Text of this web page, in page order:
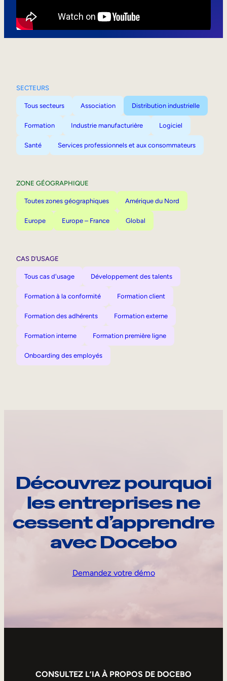
SECTEURS
Tous secteurs Association Distribution industrielle
Formation Industrie manufacturière Logiciel
Santé Services professionnels et aux consommateurs
ZONE GÉOGRAPHIQUE
Toutes zones géographiques Amérique du Nord
Europe Europe – France Global
CAS D’USAGE
Tous cas d'usage Développement des talents
Formation à la conformité Formation client
Formation des adhérents Formation externe
Formation interne Formation première ligne
Onboarding des employés
Découvrez pourquoi
les entreprises ne
cessent d’apprendre
avec Docebo
Demandez votre démo
CONSULTEZ L’IA À PROPOS DE DOCEBO